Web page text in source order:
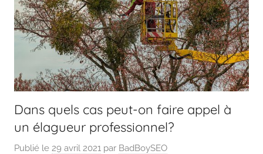
Dans quels cas peut-on faire appel à
un élagueur professionnel?
Publié le 29 avril 2021 par BadBoySEO